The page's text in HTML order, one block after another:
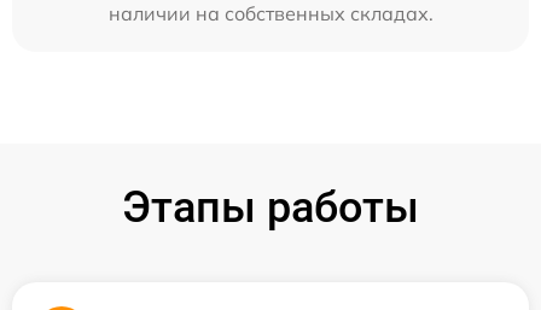
наличии на собственных складах.
Этапы работы